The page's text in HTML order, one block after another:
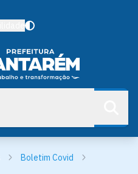
Boletim Covid